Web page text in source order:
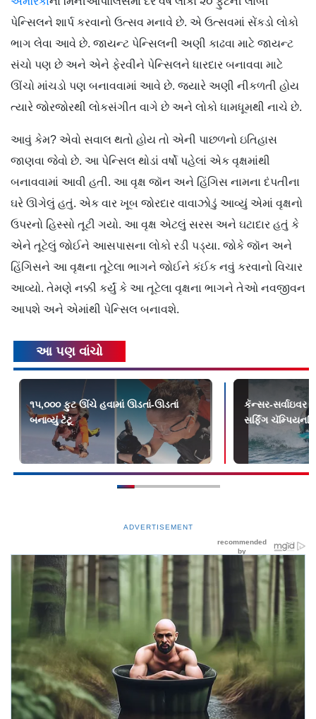
પેન્સિલને શાર્પ કરવાનો ઉત્સવ મનાવે છે. એ ઉત્સવમાં સેંકડો લોકો
ભાગ લેવા આવે છે. જાયન્ટ પેન્સિલની અણી કાઢવા માટે જાયન્ટ
સંચો પણ છે અને એને ફેરવીને પેન્સિલને ધારદાર બનાવવા માટે
ઊંચો માંચડો પણ બનાવવામાં આવે છે. જ્યારે અણી નીકળતી હોય
ત્યારે જોરજોરથી લોકસંગીત વાગે છે અને લોકો ધામધૂમથી નાચે છે.
આવું કેમ? એવો સવાલ થતો હોય તો એની પાછળનો ઇતિહાસ
જાણવા જેવો છે. આ પેન્સિલ થોડાં વર્ષો પહેલાં એક વૃક્ષમાંથી
બનાવવામાં આવી હતી. આ વૃક્ષ જૉન અને હિંગિસ નામના દંપતીના
ઘરે ઊગેલું હતું. એક વાર ખૂબ જોરદાર વાવાઝોડું આવ્યું એમાં વૃક્ષનો
ઉપરનો હિસ્સો તૂટી ગયો. આ વૃક્ષ એટલું સરસ અને ઘટાદાર હતું કે
એને તૂટેલું જોઈને આસપાસના લોકો રડી પડ્યા. જોકે જૉન અને
હિંગિસને આ વૃક્ષના તૂટેલા ભાગને જોઈને કંઈક નવું કરવાનો વિચાર
આવ્યો. તેમણે નક્કી કર્યું કે આ તૂટેલા વૃક્ષના ભાગને તેઓ નવજીવન
આપશે અને એમાંથી પેન્સિલ બનાવશે.
આ પણ વાંચો
૧૫,૦૦૦ ફુટ ઊંચે હવામાં ઊડતાં-ઊડતાં
બનાવ્યું ટૅટૂ
કૅન્સર-સર્વાઇવર
સર્ફિંગ
ADVERTISEMENT